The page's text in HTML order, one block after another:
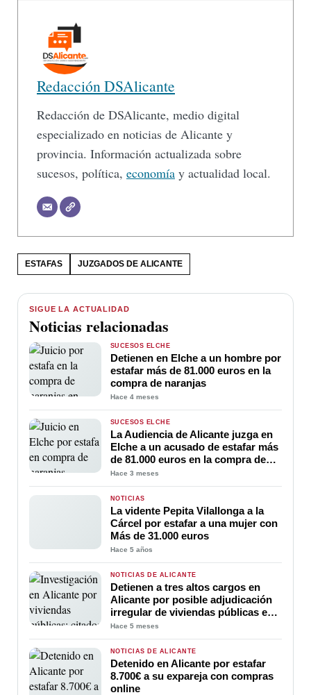
Redacción DSAlicante
Redacción de DSAlicante, medio digital
especializado en noticias de Alicante y
provincia. Información actualizada sobre
sucesos, política, economía y actualidad local.
ESTAFAS JUZGADOS DE ALICANTE
SIGUE LA ACTUALIDAD
Noticias relacionadas
SUCESOS ELCHE
Detienen en Elche a un hombre por
estafar más de 81.000 euros en la
compra de naranjas
Hace 4 meses
SUCESOS ELCHE
La Audiencia de Alicante juzga en
Elche a un acusado de estafar más
de 81.000 euros en la compra de
naranjas
Hace 3 meses
NOTICIAS
La vidente Pepita Vilallonga a la
Cárcel por estafar a una mujer con
Más de 31.000 euros
Hace 5 años
NOTICIAS DE ALICANTE
Detienen a tres altos cargos en
Alicante por posible adjudicación
irregular de viviendas públicas en
Les Naus
Hace 5 meses
NOTICIAS DE ALICANTE
Detenido en Alicante por estafar
8.700€ a su expareja con compras
online